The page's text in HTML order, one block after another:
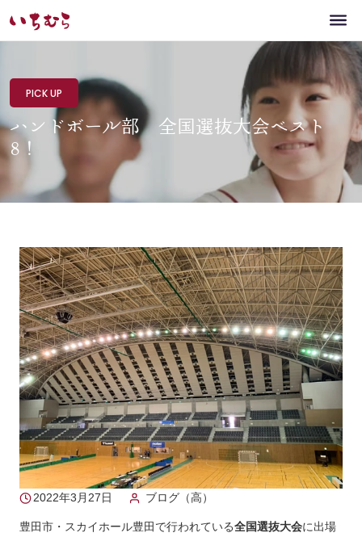
PICK UP
ハンドボール部 全国選抜大会ベスト
8！
2022年3月27日 ブログ（高）
豊田市・スカイホール豊田で行われている全国選抜大会に出場